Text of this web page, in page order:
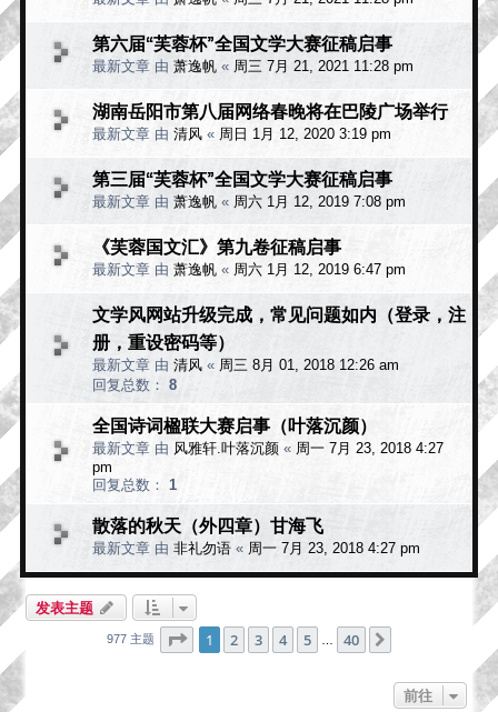
第六届“芙蓉杯”全国文学大赛征稿启事
最新文章 由 萧逸帆 « 周三 7月 21, 2021 11:28 pm
湖南岳阳市第八届网络春晚将在巴陵广场举行
最新文章 由 清风 « 周日 1月 12, 2020 3:19 pm
第三届“芙蓉杯”全国文学大赛征稿启事
最新文章 由 萧逸帆 « 周六 1月 12, 2019 7:08 pm
《芙蓉国文汇》第九卷征稿启事
最新文章 由 萧逸帆 « 周六 1月 12, 2019 6:47 pm
文学风网站升级完成，常见问题如内（登录，注
册，重设密码等）
最新文章 由 清风 « 周三 8月 01, 2018 12:26 am
回复总数： 8
全国诗词楹联大赛启事（叶落沉颜）
最新文章 由 风雅轩.叶落沉颜 « 周一 7月 23, 2018 4:27
pm
回复总数： 1
散落的秋天（外四章）甘海飞
最新文章 由 非礼勿语 « 周一 7月 23, 2018 4:27 pm
发表主题
977 主题 分页：1 40
1 2 3 4 5 40
前往